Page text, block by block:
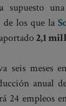
supuesto
de los que la
2,1
seis meses
anual
24 empleos